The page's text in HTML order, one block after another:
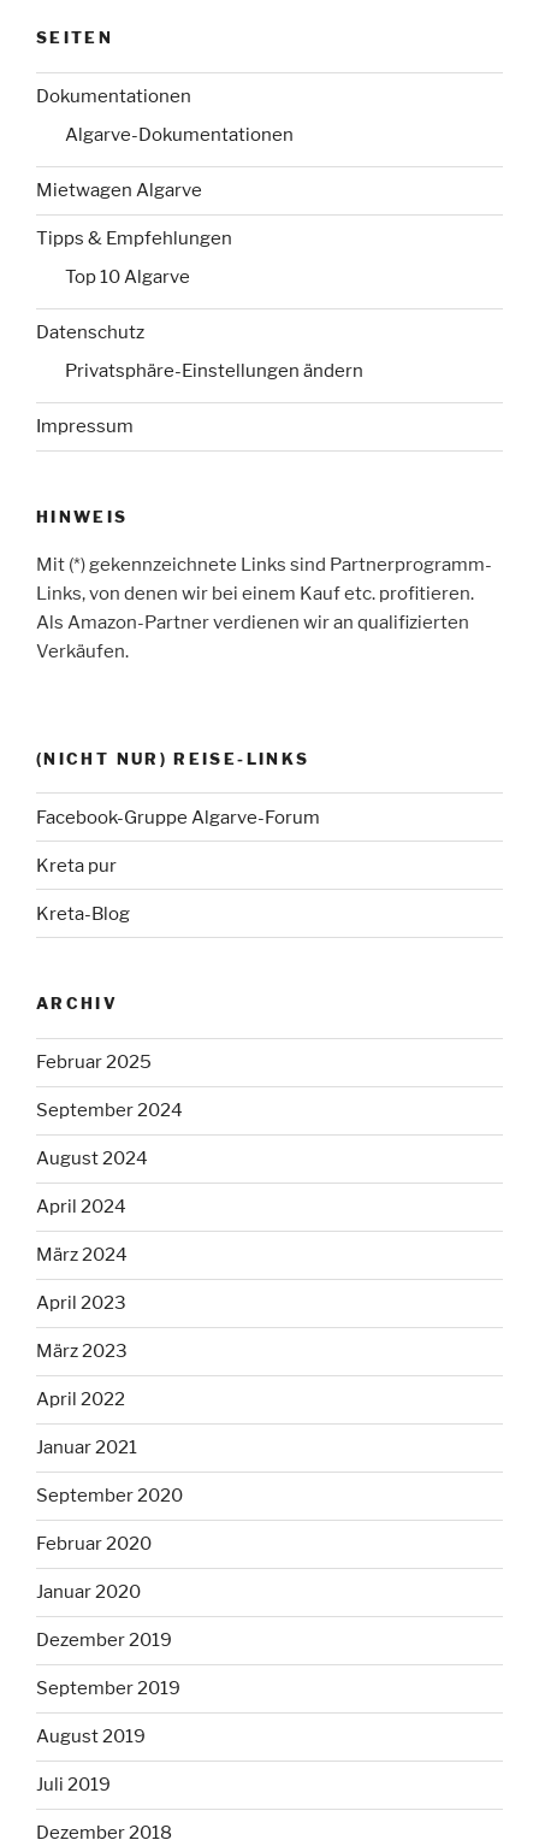
SEITEN
Dokumentationen
Algarve-Dokumentationen
Mietwagen Algarve
Tipps & Empfehlungen
Top 10 Algarve
Datenschutz
Privatsphäre-Einstellungen ändern
Impressum
HINWEIS
Mit (*) gekennzeichnete Links sind Partnerprogramm-
Links, von denen wir bei einem Kauf etc. profitieren.
Als Amazon-Partner verdienen wir an qualifizierten
Verkäufen.
(NICHT NUR) REISE-LINKS
Facebook-Gruppe Algarve-Forum
Kreta pur
Kreta-Blog
ARCHIV
Februar 2025
September 2024
August 2024
April 2024
März 2024
April 2023
März 2023
April 2022
Januar 2021
September 2020
Februar 2020
Januar 2020
Dezember 2019
September 2019
August 2019
Juli 2019
Dezember 2018